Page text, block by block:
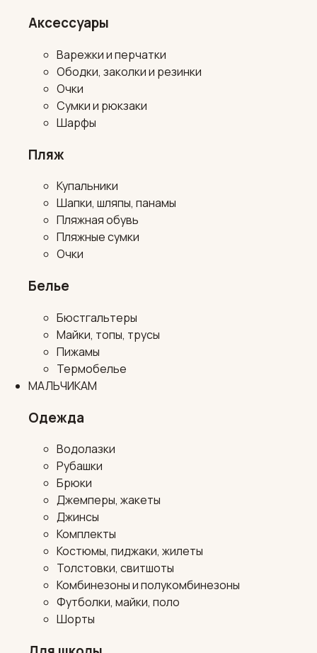
Аксессуары
Варежки и перчатки
Ободки, заколки и резинки
Очки
Сумки и рюкзаки
Шарфы
Пляж
Купальники
Шапки, шляпы, панамы
Пляжная обувь
Пляжные сумки
Очки
Белье
Бюстгальтеры
Майки, топы, трусы
Пижамы
Термобелье
МАЛЬЧИКАМ
Одежда
Водолазки
Рубашки
Брюки
Джемперы, жакеты
Джинсы
Комплекты
Костюмы, пиджаки, жилеты
Толстовки, свитшоты
Комбинезоны и полукомбинезоны
Футболки, майки, поло
Шорты